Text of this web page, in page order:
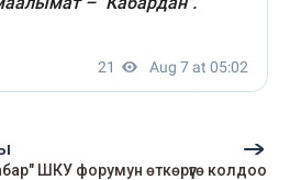
ШКУ форумун өткөрүүгө колдоо